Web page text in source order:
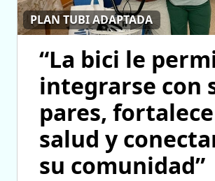
PLAN TUBI ADAPTADA
“La bici le
integrarse con
pares,
salud y
su comunidad”